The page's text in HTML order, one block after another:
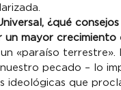
¿qué
mayor
«paraíso
pecado – lo
ideológicas que